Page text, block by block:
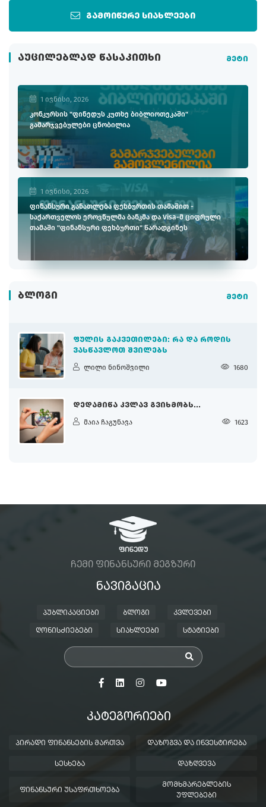
გამოიწერე სიახლეები
ᲐᲣᲪᲘᲚᲔᲑᲚᲐᲓ ᲬᲐᲡᲐᲙᲘᲗᲮᲘ მეტი
1 ივნისი, 2026
კონკურსის "ფინედუს კუთხე ბიბლიოთეკაში"
გამარჯვებულები ცნობილია
1 ივნისი, 2026
ფინანსური განათლება ფეხბურთის თამაშით -
საქართველოს ეროვნულმა ბანკმა და Visa-მ ციფრული
თამაში "ფინანსური ფეხბურთი" წარადგინეს
ᲑᲚᲝᲒᲘ მეტი
ᲤᲣᲚᲘᲡ ᲒᲐᲙᲕᲔᲗᲘᲚᲔᲑᲘ: ᲠᲐ ᲓᲐ ᲠᲝᲓᲘᲡ
ᲕᲐᲡᲬᲐᲕᲚᲝᲗ ᲨᲕᲘᲚᲔᲑᲡ
ლილი ნინოშვილი 1680
ᲓᲔᲓᲐᲛᲘᲬᲐ ᲙᲕᲚᲐᲕ ᲒᲕᲘᲮᲛᲝᲑᲡ...
მაია ჩაგუნავა 1623
ᲩᲔᲛᲘ ᲤᲘᲜᲐᲜᲡᲣᲠᲘ ᲛᲔᲒᲖᲣᲠᲘ
ᲜᲐᲕᲘᲒᲐᲪᲘᲐ
ᲞᲣᲑᲚᲘᲙᲐᲪᲘᲔᲑᲘ ᲑᲚᲝᲒᲘ ᲙᲕᲚᲔᲕᲔᲑᲘ
ᲦᲝᲜᲘᲡᲫᲘᲔᲑᲔᲑᲘ ᲡᲘᲐᲮᲚᲔᲔᲑᲘ ᲡᲢᲐᲢᲘᲔᲑᲘ
ᲙᲐᲢᲔᲒᲝᲠᲘᲔᲑᲘ
ᲞᲘᲠᲐᲓᲘ ᲤᲘᲜᲐᲜᲡᲔᲑᲘᲡ ᲛᲐᲠᲗᲕᲐ ᲓᲐᲖᲝᲒᲕᲐ ᲓᲐ ᲘᲜᲕᲔᲡᲢᲘᲠᲔᲑᲐ
ᲡᲔᲡᲮᲔᲑᲐ ᲓᲐᲖᲦᲕᲔᲕᲐ
ᲤᲘᲜᲐᲜᲡᲣᲠᲘ ᲣᲡᲐᲤᲠᲗᲮᲝᲔᲑᲐ
ᲛᲝᲛᲮᲛᲐᲠᲔᲑᲚᲔᲑᲘᲡ
ᲣᲤᲚᲔᲑᲔᲑᲘ